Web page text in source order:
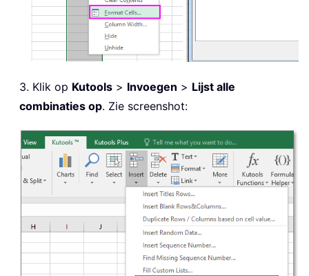
3. Klik op Kutools > Invoegen > Lijst alle
combinaties op. Zie screenshot: